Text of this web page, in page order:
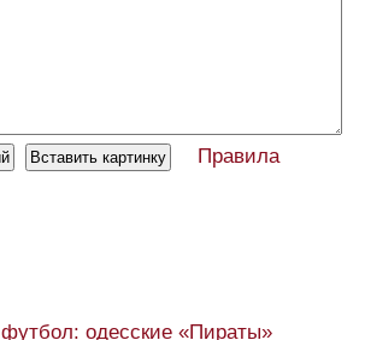
Правила
одесские «Пираты»